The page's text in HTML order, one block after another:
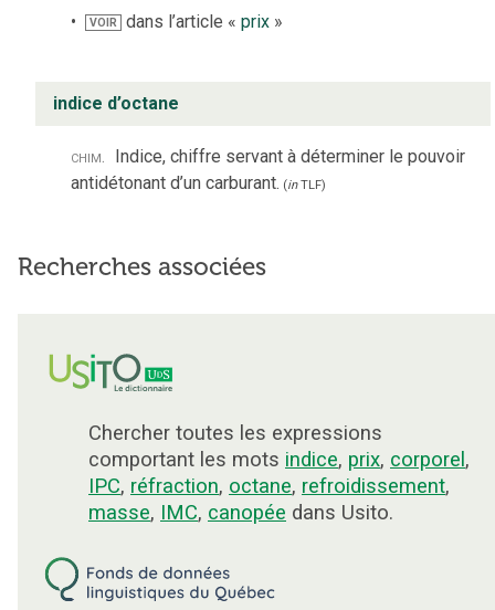
VOIR dans l’article «prix »
indice d’octane
chim. Indice, chiffre servant à déterminer le pouvoir
antidétonant d’un carburant. (inTLF)
Recherches associées
Chercher toutes les expressions
comportant les mots indice, prix, corporel ,
IPC, réfraction, octane, refroidissement,
masse, IMC, canopée dans Usito.